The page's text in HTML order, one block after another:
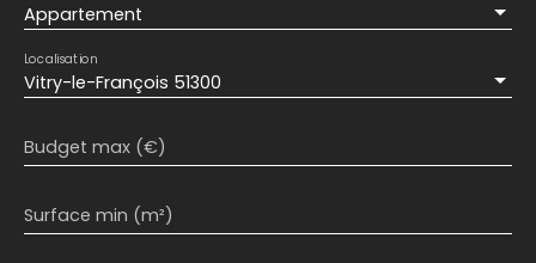
Appartement
Vitry-le-François 51300
Localisation
Budget max (€)
Surface min (m²)